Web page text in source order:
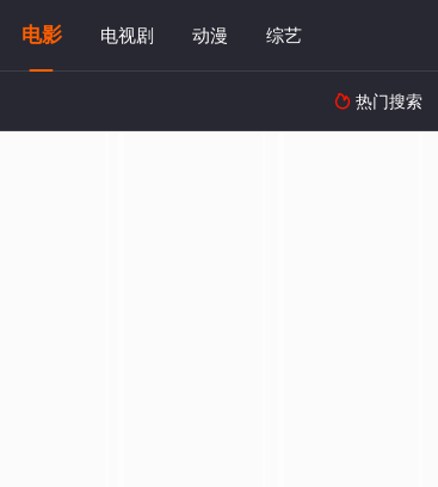
电影 电视剧 动漫 综艺
 热门搜索